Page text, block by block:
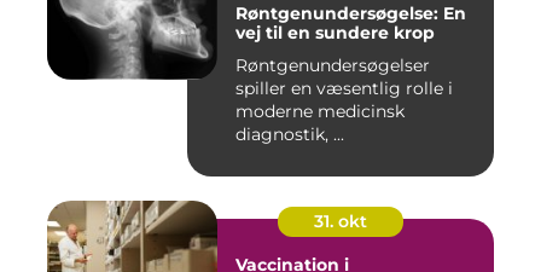
Røntgenundersøgelse: En
vej til en sundere krop
Røntgenundersøgelser
spiller en væsentlig rolle i
moderne medicinsk
diagnostik, ...
31. okt
Vaccination i